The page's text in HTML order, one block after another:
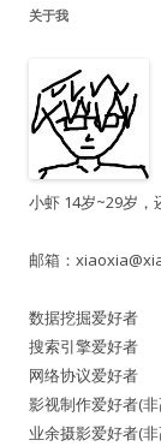
关于我
小虾 14岁~29岁，
邮箱：
数据挖掘爱好者
搜索引擎爱好者
网络协议爱好者
影视制作爱好者(
业余摄影爱好者(